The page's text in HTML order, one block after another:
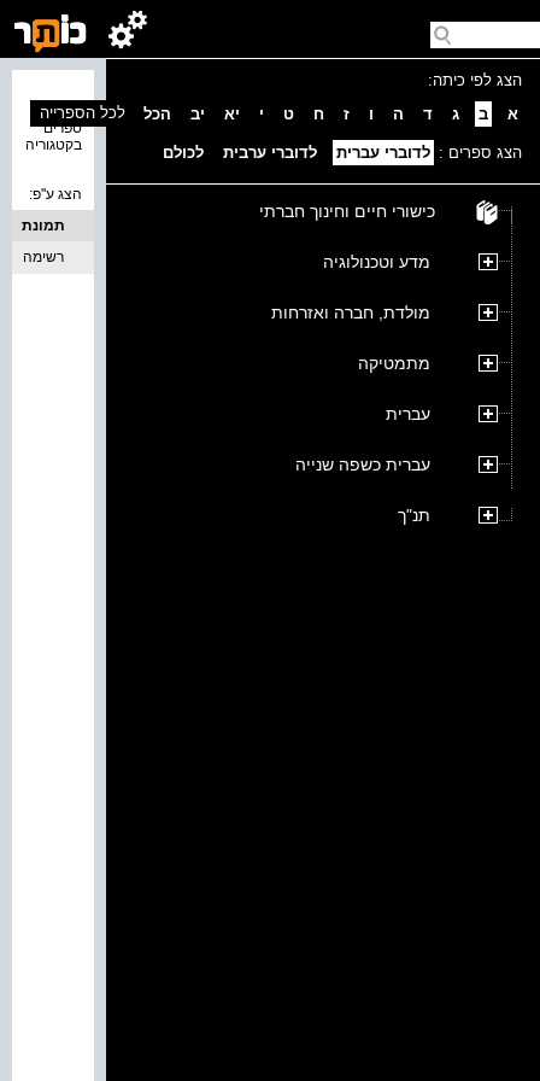
הצג לפי כיתה:
א
ב ג ד ה ו ז ח ט י יא יב הכל
הצג ספרים : לדוברי עברית לדוברי ערבית לכולם
כישורי חיים וחינוך חברתי
מדע וטכנולוגיה
מולדת, חברה ואזרחות
מתמטיקה
עברית
עברית כשפה שנייה
תנ"ך
ספרים
בקטגוריה
לכל הספרייה
הצג ע''פ:
תמונת
כריכה
רשימה